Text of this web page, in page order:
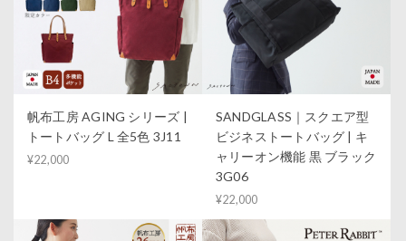
帆布工房 AGING シリーズ |
トートバッグ L 全5色 3J11
¥22,000
SANDGLASS｜スクエア型
ビジネストートバッグ | キ
ャリーオン機能 黒 ブラック
3G06
¥22,000